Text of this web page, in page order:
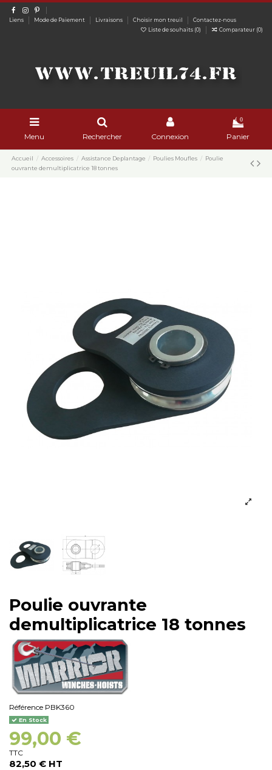
Liens Mode de Paiement Livraisons Choisir mon treuil
Contactez-nous
Liste de souhaits (0) Comparateur (0)
Menu Rechercher Connexion
0
Panier
Accueil Accessoires Assistance Deplantage Poulies Moufles
Poulie
ouvrante demultiplicatrice 18 tonnes
Poulie ouvrante
demultiplicatrice 18 tonnes
Référence PBK360
En Stock
99,00 €
TTC
82,50 € HT